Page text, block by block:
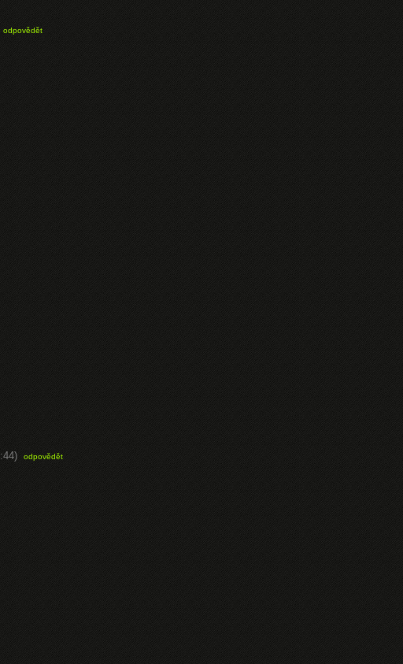
odpovědět
odpovědět